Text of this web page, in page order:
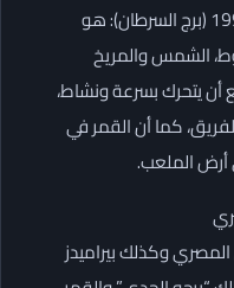
مهاجم: فيستون ماييلي/ 28 يونيو 1994 (برج السرطان): هو
الشمس والمريخ
أن يتحرك بسرعة ونشاط،
كما أن القمر في
أرض الملعب.
وكذلك بيراميدز